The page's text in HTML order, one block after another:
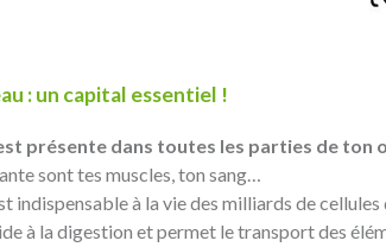
: un capital essentiel !
est présente dans toutes les parties de ton
sont tes muscles, ton sang…
indispensable à la vie des milliards de
à la digestion et permet le transport des